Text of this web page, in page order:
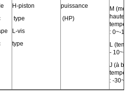
H-piston
type
L-vis
type
puissance
(HP)
M
hautes
: 0~-
L
- 10~-
J (à
: -